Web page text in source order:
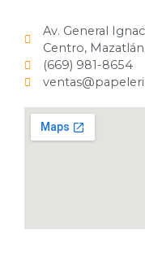
Av. General
Centro,
(669) 981-8654